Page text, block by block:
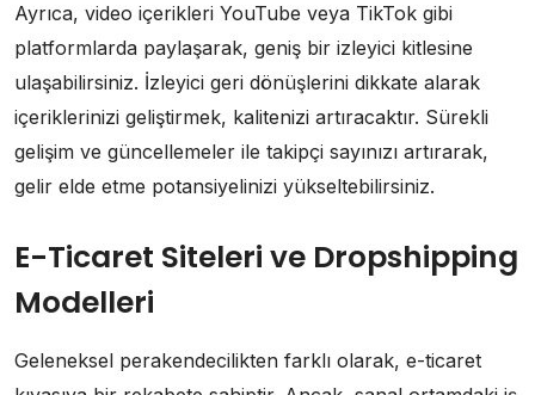
Ayrıca, video içerikleri YouTube veya TikTok gibi
platformlarda paylaşarak, geniş bir izleyici kitlesine
ulaşabilirsiniz. İzleyici geri dönüşlerini dikkate alarak
içeriklerinizi geliştirmek, kalitenizi artıracaktır. Sürekli
gelişim ve güncellemeler ile takipçi sayınızı artırarak,
gelir elde etme potansiyelinizi yükseltebilirsiniz.
E-Ticaret Siteleri ve Dropshipping
Modelleri
Geleneksel perakendecilikten farklı olarak, e-ticaret